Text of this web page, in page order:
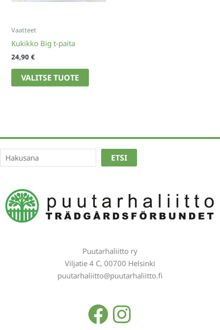
Vaatteet
Kukikko Big t-paita
24,90€
VALITSE TUOTE
Tällä
valinnat
tuotteen
Etsi
ETSI
Puutarhaliitto ry
Viljatie 4 C, 00700 Helsinki
puutarhaliitto@puutarhaliitto.fi
Facebook